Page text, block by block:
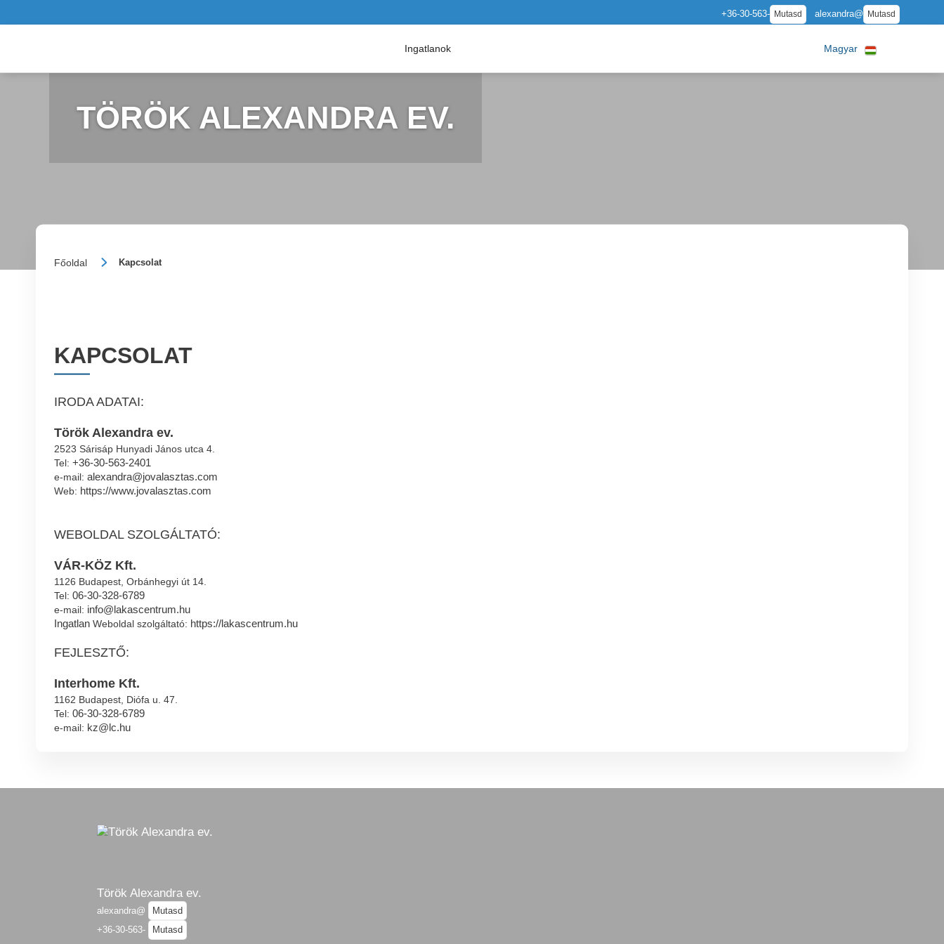
+36-30-563- Mutasd alexandra@ Mutasd
Ingatlanok Magyar
TÖRÖK ALEXANDRA EV.
Főoldal Kapcsolat
KAPCSOLAT
IRODA ADATAI:
Török Alexandra ev.
2523 Sárisáp Hunyadi János utca 4.
Tel: +36-30-563-2401
e-mail: alexandra@jovalasztas.com
Web: https://www.jovalasztas.com
WEBOLDAL SZOLGÁLTATÓ:
VÁR-KÖZ Kft.
1126 Budapest, Orbánhegyi út 14.
Tel: 06-30-328-6789
e-mail: info@lakascentrum.hu
IngatlanWeboldal szolgáltató: https://lakascentrum.hu
FEJLESZTŐ:
Interhome Kft.
1162 Budapest, Diófa u. 47.
Tel: 06-30-328-6789
e-mail: kz@lc.hu
Török Alexandra ev.
alexandra@
Mutasd
+36-30-563-
Mutasd